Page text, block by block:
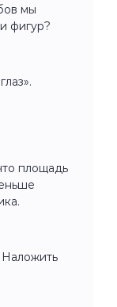
мы
фигур?
площадь